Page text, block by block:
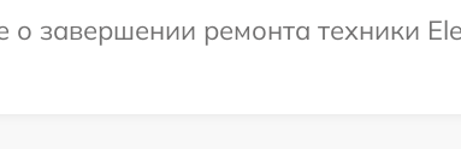
о завершении ремонта техники